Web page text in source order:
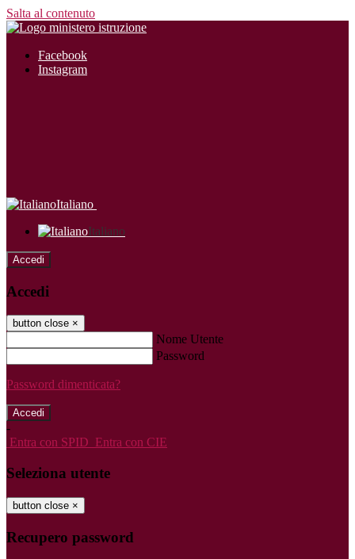
Salta al contenuto
Facebook
Instagram
Italiano
Italiano
Accedi
Accedi
button close ×
Nome Utente
Password
Password dimenticata?
-
Entra con SPID Entra con CIE
Seleziona utente
button close ×
Recupero password